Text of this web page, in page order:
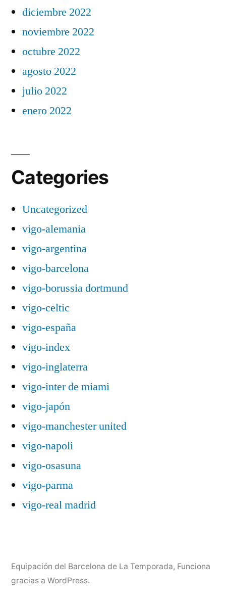
diciembre 2022
noviembre 2022
octubre 2022
agosto 2022
julio 2022
enero 2022
Categories
Uncategorized
vigo-alemania
vigo-argentina
vigo-barcelona
vigo-borussia dortmund
vigo-celtic
vigo-españa
vigo-index
vigo-inglaterra
vigo-inter de miami
vigo-japón
vigo-manchester united
vigo-napoli
vigo-osasuna
vigo-parma
vigo-real madrid
Equipación del Barcelona de La Temporada, Funciona
gracias a WordPress.